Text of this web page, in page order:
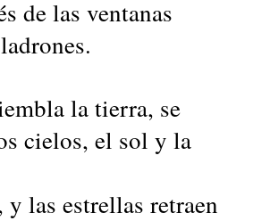
de las ventanas
la tierra, se
cielos, el sol y la
y las estrellas retraen